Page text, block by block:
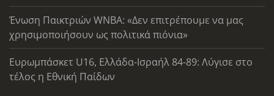
Ένωση Παικτριών WNBA: «Δεν επιτρέπουμε να μας
χρησιμοποιήσουν ως πολιτικά πιόνια»
Ευρωμπάσκετ U16, Ελλάδα-Ισραήλ 84-89: Λύγισε στο
τέλος η Εθνική Παίδων